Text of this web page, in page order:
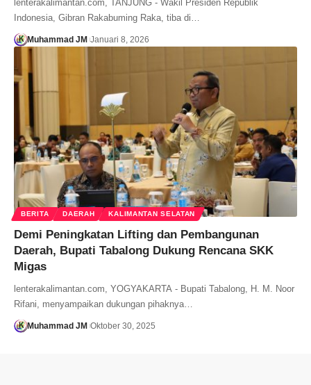
lenterakalimantan.com, TANJUNG - Wakil Presiden Republik
Indonesia, Gibran Rakabuming Raka, tiba di…
Muhammad JM Januari 8, 2026
BERITA DAERAH KALIMANTAN SELATAN
Demi Peningkatan Lifting dan Pembangunan
Daerah, Bupati Tabalong Dukung Rencana SKK
Migas
lenterakalimantan.com, YOGYAKARTA - Bupati Tabalong, H. M. Noor
Rifani, menyampaikan dukungan pihaknya…
Muhammad JM Oktober 30, 2025